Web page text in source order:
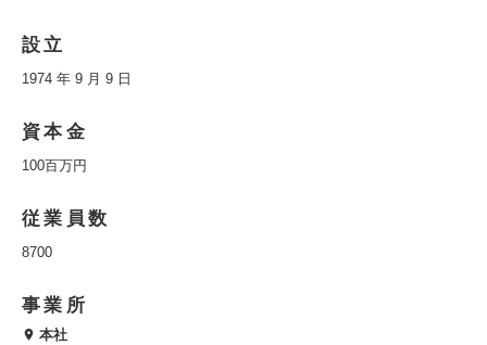
設立
1974 年 9 月 9 日
資本金
100百万円
従業員数
8700
事業所
本社